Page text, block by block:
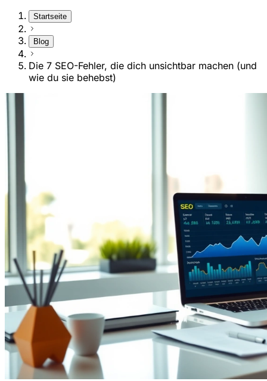
Startseite
Blog
Die 7 SEO-Fehler, die dich unsichtbar machen (und
wie du sie behebst)